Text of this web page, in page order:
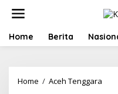
t
Home Berita
Home / Aceh Tenggara